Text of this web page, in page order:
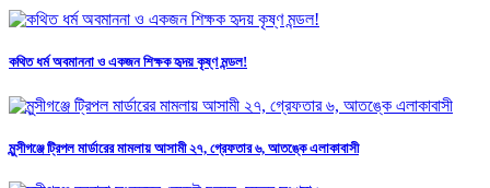
কথিত ধর্ম অবমাননা ও একজন শিক্ষক হৃদয় কৃষ্ণ মন্ডল!
মুন্সীগঞ্জে ট্রিপল মার্ডারের মামলায় আসামী ২৭, গ্রেফতার ৬, আতঙ্কে এলাকাবাসী